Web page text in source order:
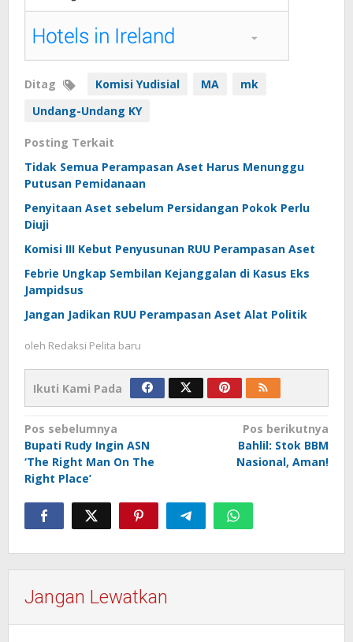
Ditag Komisi Yudisial MA
mk
Undang-Undang KY
Posting Terkait
Tidak Semua Perampasan Aset Harus Menunggu
Putusan Pemidanaan
Penyitaan Aset sebelum Persidangan Pokok Perlu
Diuji
Komisi III Kebut Penyusunan RUU Perampasan Aset
Febrie Ungkap Sembilan Kejanggalan di Kasus Eks
Jampidsus
Jangan Jadikan RUU Perampasan Aset Alat Politik
oleh Redaksi Pelita baru
Ikuti Kami Pada
Navigasi
pos
Pos sebelumnya
Bupati Rudy Ingin ASN
‘The Right Man On The
Right Place’
Pos berikutnya
Bahlil: Stok BBM
Nasional, Aman!
Jangan Lewatkan